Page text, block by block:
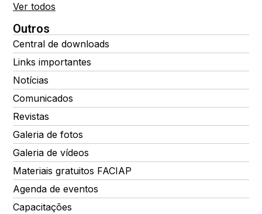
Ver todos
Outros
Central de downloads
Links importantes
Notícias
Comunicados
Revistas
Galeria de fotos
Galeria de vídeos
Materiais gratuitos FACIAP
Agenda de eventos
Capacitações